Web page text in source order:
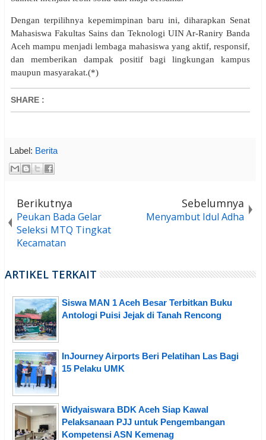
Dengan terpilihnya kepemimpinan baru ini, diharapkan Senat
Mahasiswa Fakultas Sains dan Teknologi UIN Ar-Raniry Banda
Aceh mampu menjadi lembaga mahasiswa yang aktif, responsif,
dan memberikan dampak positif bagi lingkungan kampus
maupun masyarakat.(*)
SHARE :
Label: Berita
Berikutnya
Peukan Bada Gelar
Seleksi MTQ Tingkat
Kecamatan
Sebelumnya
Menyambut Idul Adha
ARTIKEL TERKAIT
Siswa MAN 1 Aceh Besar Terbitkan Buku
Antologi Puisi Jejak di Tanah Rencong
InJourney Airports Beri Pelatihan Las Bagi
15 Pelaku UMK
Widyaiswara BDK Aceh Siap Kawal
Pelaksanaan PJJ untuk Pengembangan
Kompetensi ASN Kemenag